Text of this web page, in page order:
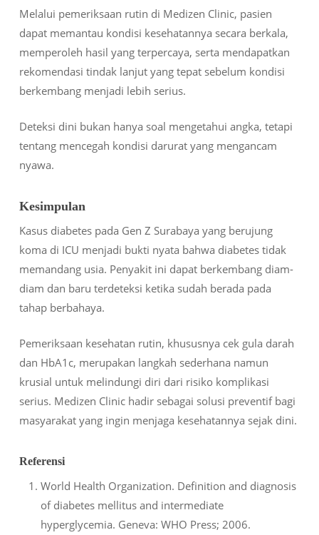
Melalui pemeriksaan rutin di Medizen Clinic, pasien
dapat memantau kondisi kesehatannya secara berkala,
memperoleh hasil yang terpercaya, serta mendapatkan
rekomendasi tindak lanjut yang tepat sebelum kondisi
berkembang menjadi lebih serius.
Deteksi dini bukan hanya soal mengetahui angka, tetapi
tentang mencegah kondisi darurat yang mengancam
nyawa.
Kesimpulan
Kasus diabetes pada Gen Z Surabaya yang berujung
koma di ICU menjadi bukti nyata bahwa diabetes tidak
memandang usia. Penyakit ini dapat berkembang diam-
diam dan baru terdeteksi ketika sudah berada pada
tahap berbahaya.
Pemeriksaan kesehatan rutin, khususnya cek gula darah
dan HbA1c, merupakan langkah sederhana namun
krusial untuk melindungi diri dari risiko komplikasi
serius. Medizen Clinic hadir sebagai solusi preventif bagi
masyarakat yang ingin menjaga kesehatannya sejak dini.
Referensi
World Health Organization. Definition and diagnosis
of diabetes mellitus and intermediate
hyperglycemia. Geneva: WHO Press; 2006.